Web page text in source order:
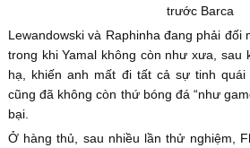
trước Barca
Lewandowski và Raphinha đang phải đối
trong khi Yamal không còn như xưa, sau
hạ, khiến anh mất đi tất cả sự tinh
cũng đã không còn thứ bóng đá “như
bại.
Ở hàng thủ, sau nhiều lần thử nghiệm,